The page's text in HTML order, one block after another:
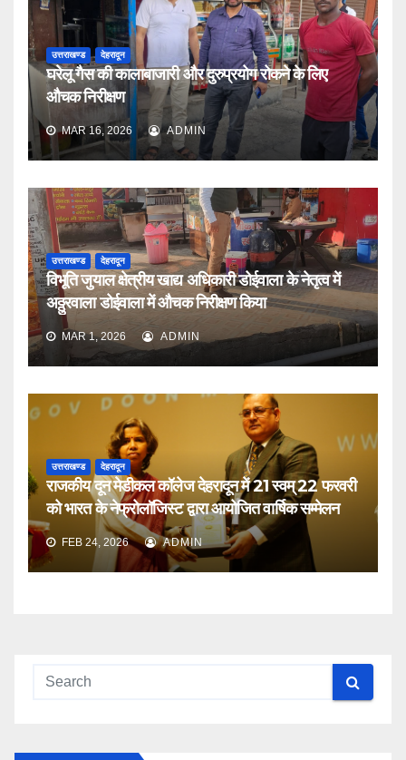
उत्तराखण्ड देहरादून
घरेलू गैस की कालाबाजारी और दुरुप्रयोग रोकने के लिए
औचक निरीक्षण
MAR 16, 2026 ADMIN
उत्तराखण्ड देहरादून
विभूति जुयाल क्षेत्रीय खाद्य अधिकारी डोईवाला के नेतृत्व में
अठ्ठुरवाला डोईवाला में औचक निरीक्षण किया
MAR 1, 2026 ADMIN
उत्तराखण्ड देहरादून
राजकीय दून मेडीकल कॉलेज देहरादून में 21 स्वम् 22 फरवरी
को भारत के नेफ्रोलॉजिस्ट द्वारा आयोजित वार्षिक सम्मेलन
FEB 24, 2026 ADMIN